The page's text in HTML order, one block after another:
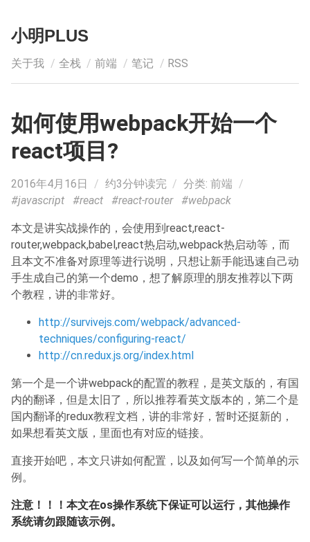
小明PLUS
关于我 全栈 前端 笔记 RSS
如何使用webpack开始一个
react项目?
2016年4月16日 / 约3分钟读完 / 分类:前端 /
#javascript
#react #react-router #webpack
本文是讲实战操作的，会使用到react,react-
router,webpack,babel,react热启动,webpack热启动等，而
且本文不准备对原理等进行说明，只想让新手能迅速自己动
手生成自己的第一个demo，想了解原理的朋友推荐以下两
个教程，讲的非常好。
http://survivejs.com/webpack/advanced-
techniques/configuring-react/
http://cn.redux.js.org/index.html
第一个是一个讲webpack的配置的教程，是英文版的，有国
内的翻译，但是太旧了，所以推荐看英文版本的，第二个是
国内翻译的redux教程文档，讲的非常好，暂时还挺新的，
如果想看英文版，里面也有对应的链接。
直接开始吧，本文只讲如何配置，以及如何写一个简单的示
例。
注意！！！本文在os操作系统下保证可以运行，其他操作
系统请勿跟随该示例。